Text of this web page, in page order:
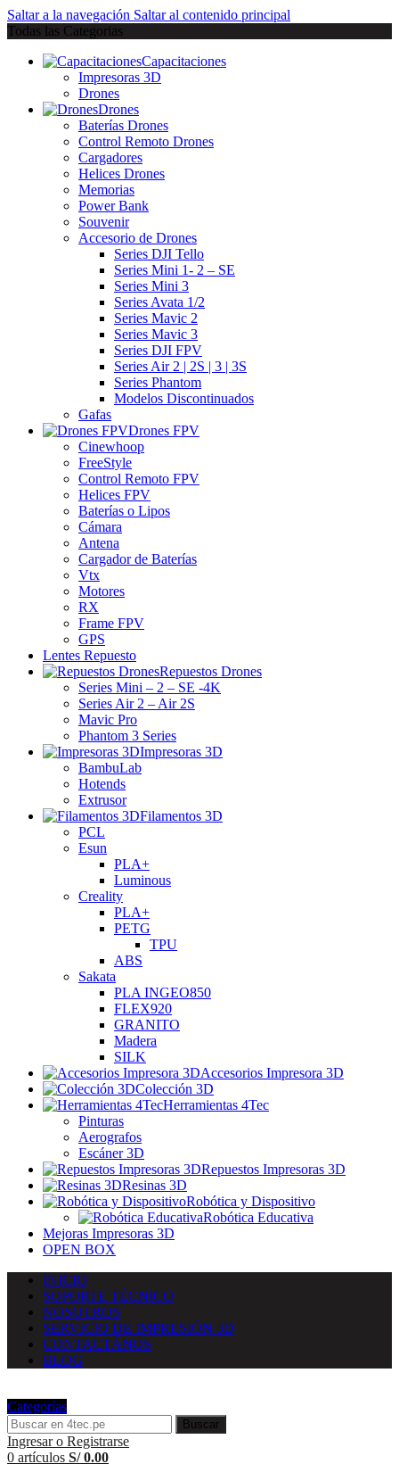
Saltar a la navegación Saltar al contenido principal
Todas las Categorias
Capacitaciones
Impresoras 3D
Drones
Drones
Baterías Drones
Control Remoto Drones
Cargadores
Helices Drones
Memorias
Power Bank
Souvenir
Accesorio de Drones
Series DJI Tello
Series Mini 1- 2 – SE
Series Mini 3
Series Avata 1/2
Series Mavic 2
Series Mavic 3
Series DJI FPV
Series Air 2 | 2S | 3 | 3S
Series Phantom
Modelos Discontinuados
Gafas
Drones FPV
Cinewhoop
FreeStyle
Control Remoto FPV
Helices FPV
Baterías o Lipos
Cámara
Antena
Cargador de Baterías
Vtx
Motores
RX
Frame FPV
GPS
Lentes Repuesto
Repuestos Drones
Series Mini – 2 – SE -4K
Series Air 2 – Air 2S
Mavic Pro
Phantom 3 Series
Impresoras 3D
BambuLab
Hotends
Extrusor
Filamentos 3D
PCL
Esun
PLA+
Luminous
Creality
PLA+
PETG
TPU
ABS
Sakata
PLA INGEO850
FLEX920
GRANITO
Madera
SILK
Accesorios Impresora 3D
Colección 3D
Herramientas 4Tec
Pinturas
Aerografos
Escáner 3D
Repuestos Impresoras 3D
Resinas 3D
Robótica y Dispositivo
Robótica Educativa
Mejoras Impresoras 3D
OPEN BOX
INICIO
SOPORTE TÉCNICO
NOSOTROS
SERVICIO DE IMPRESIÓN 3D
CONTACTÁNOS
BLOG
Categorías
Buscar
Ingresar o Registrarse
0 artículos S/0.00